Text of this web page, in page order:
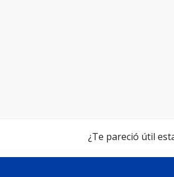
¿Te pareció útil